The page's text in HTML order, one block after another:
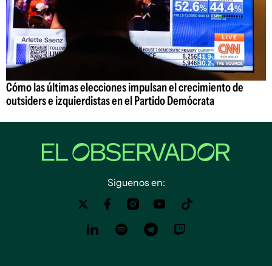
Cómo las últimas elecciones impulsan el crecimiento de
outsiders e izquierdistas en el Partido Demócrata
Siguenos en: